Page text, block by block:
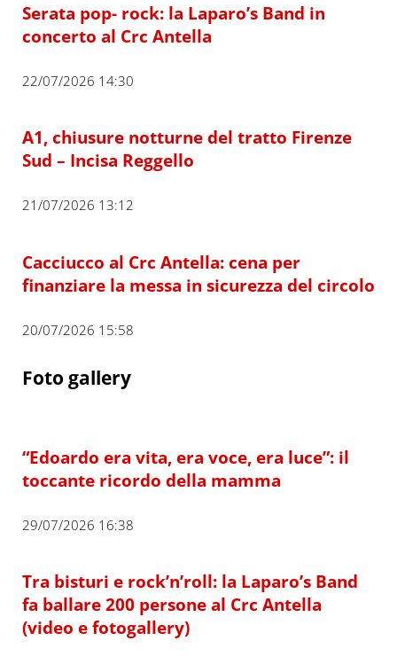
Serata pop- rock: la Laparo’s Band in
concerto al Crc Antella
22/07/2026 14:30
A1, chiusure notturne del tratto Firenze
Sud – Incisa Reggello
21/07/2026 13:12
Cacciucco al Crc Antella: cena per
finanziare la messa in sicurezza del circolo
20/07/2026 15:58
Foto gallery
“Edoardo era vita, era voce, era luce”: il
toccante ricordo della mamma
29/07/2026 16:38
Tra bisturi e rock’n’roll: la Laparo’s Band
fa ballare 200 persone al Crc Antella
(video e fotogallery)